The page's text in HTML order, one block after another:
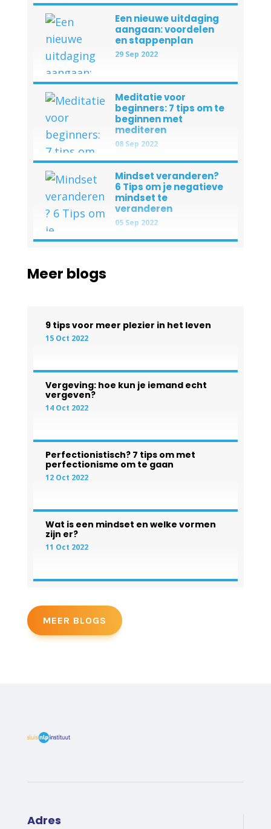
Een nieuwe uitdaging
aangaan: voordelen
en stappenplan
29 Sep 2022
Meditatie voor
beginners: 7 tips om te
beginnen met
mediteren
08 Sep 2022
Mindset veranderen?
6 Tips om je negatieve
mindset te
veranderen
05 Sep 2022
Meer blogs
9 tips voor meer plezier in het leven
15 Oct 2022
Vergeving: hoe kun je iemand echt
vergeven?
14 Oct 2022
Perfectionistisch? 7 tips om met
perfectionisme om te gaan
12 Oct 2022
Wat is een mindset en welke vormen
zijn er?
11 Oct 2022
MEER BLOGS
Adres